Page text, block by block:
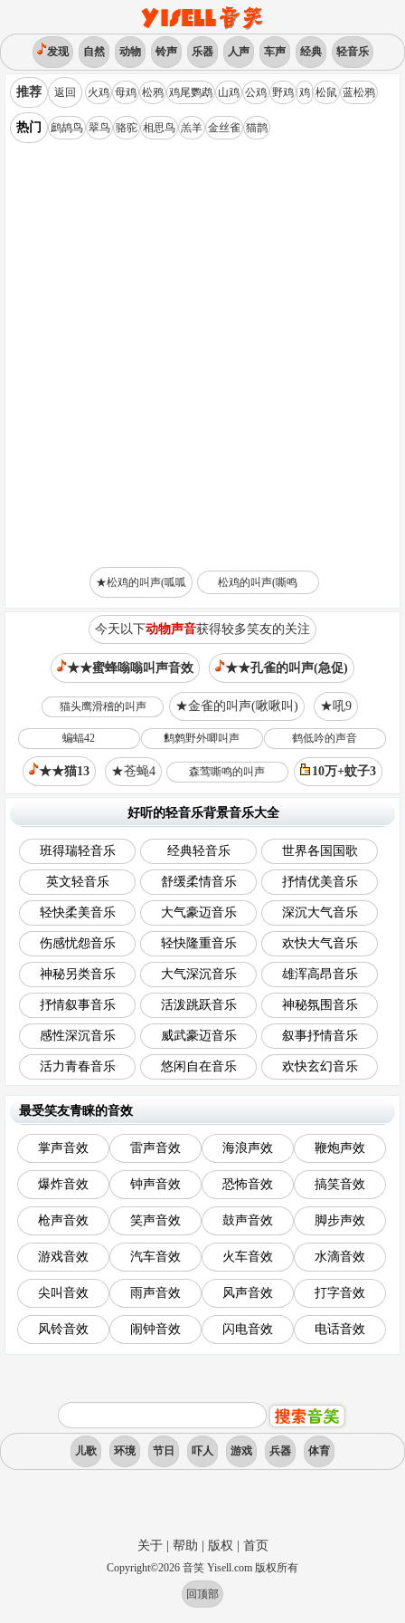
发现 自然 动物 铃声 乐器 人声 车声 经典 轻音乐
推荐 返回 火鸡 母鸡 松鸦 鸡尾鹦鹉 山鸡 公鸡 野鸡 鸡 松鼠 蓝松鸦
热门 鹧鸪鸟 翠鸟 骆驼 相思鸟 羔羊 金丝雀 猫鹊
★松鸡的叫声(呱呱 松鸡的叫声(嘶鸣
今天以下动物声音获得较多笑友的关注
★★蜜蜂嗡嗡叫声音效 ★★孔雀的叫声(急促)
猫头鹰滑稽的叫声 ★金雀的叫声(啾啾叫) ★吼9
蝙蝠42 鹪鹩野外唧叫声 鹤低吟的声音
★★猫13 ★苍蝇4 森莺嘶鸣的叫声 10万+蚊子3
好听的轻音乐背景音乐大全
班得瑞轻音乐 经典轻音乐 世界各国国歌
英文轻音乐 舒缓柔情音乐 抒情优美音乐
轻快柔美音乐 大气豪迈音乐 深沉大气音乐
伤感忧怨音乐 轻快隆重音乐 欢快大气音乐
神秘另类音乐 大气深沉音乐 雄浑高昂音乐
抒情叙事音乐 活泼跳跃音乐 神秘氛围音乐
感性深沉音乐 威武豪迈音乐 叙事抒情音乐
活力青春音乐 悠闲自在音乐 欢快玄幻音乐
最受笑友青睐的音效
掌声音效 雷声音效 海浪声效 鞭炮声效
爆炸音效 钟声音效 恐怖音效 搞笑音效
枪声音效 笑声音效 鼓声音效 脚步声效
游戏音效 汽车音效 火车音效 水滴音效
尖叫音效 雨声音效 风声音效 打字音效
风铃音效 闹钟音效 闪电音效 电话音效
儿歌 环境 节日 吓人 游戏 兵器 体育
关于| 帮助 版权 首页
Copyright©2026 音笑 Yisell.com 版权所有
回顶部